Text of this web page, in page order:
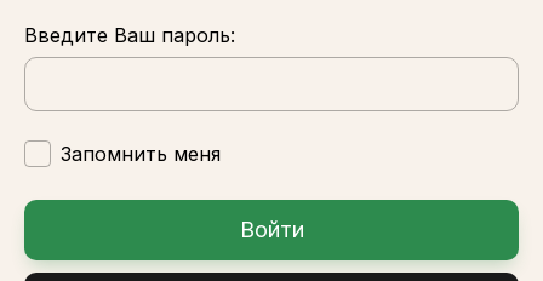
Введите Ваш пароль:
Запомнить меня
Войти